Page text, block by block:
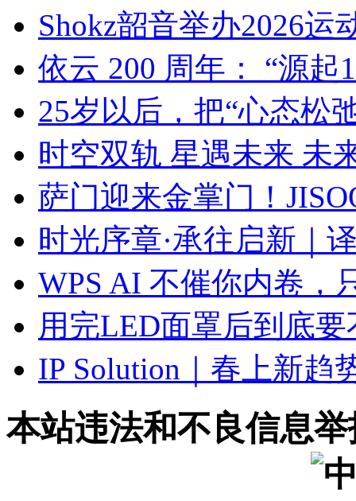
Shokz韶音举办2026运
依云 200 周年： “源起
25岁以后，把“心态松
时空双轨 星遇未来 未
萨门迎来金掌门！
时光序章·承往启新｜
WPS AI 不催你内卷，
用完LED面罩后到底
IP Solution｜春上新趋
本站违法和不良信息